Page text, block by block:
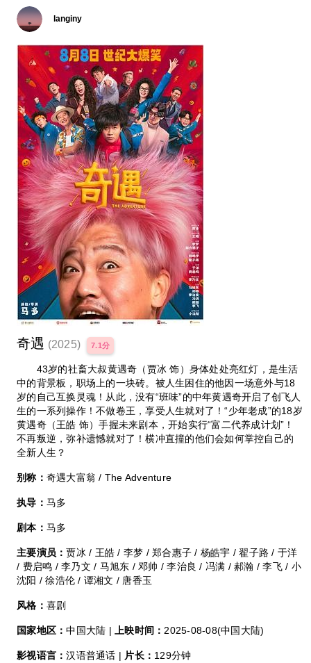
langiny
奇遇 (2025) 7.1分
43岁的社畜大叔黄遇奇（贾冰 饰）身体处处亮红灯，是生活
中的背景板，职场上的一块砖。被人生困住的他因一场意外与18
岁的自己互换灵魂！从此，没有“班味”的中年黄遇奇开启了创飞人
生的一系列操作！不做卷王，享受人生就对了！“少年老成”的18岁
黄遇奇（王皓 饰）手握未来剧本，开始实行“富二代养成计划”！
不再叛逆，弥补遗憾就对了！横冲直撞的他们会如何掌控自己的
全新人生？
别称： 奇遇大富翁 / The Adventure
执导： 马多
剧本： 马多
主要演员：贾冰 / 王皓 / 李梦 / 郑合惠子 / 杨皓宇 / 翟子路 / 于洋
/ 费启鸣 / 李乃文 / 马旭东 / 邓帅 / 李治良 / 冯满 / 郝瀚 / 李飞 / 小
沈阳 / 徐浩伦 / 谭湘文 / 唐香玉
风格： 喜剧
国家地区：中国大陆 | 上映时间： 2025-08-08(中国大陆)
影视语言：汉语普通话 | 片长： 129分钟